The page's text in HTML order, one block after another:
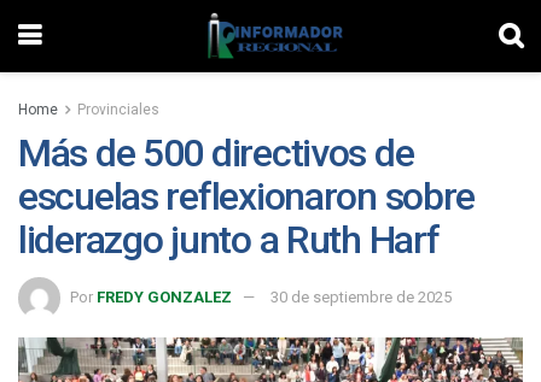
Home Provinciales
Más de 500 directivos de
escuelas reflexionaron sobre
liderazgo junto a Ruth Harf
Por FREDY GONZALEZ 30 de septiembre de 2025